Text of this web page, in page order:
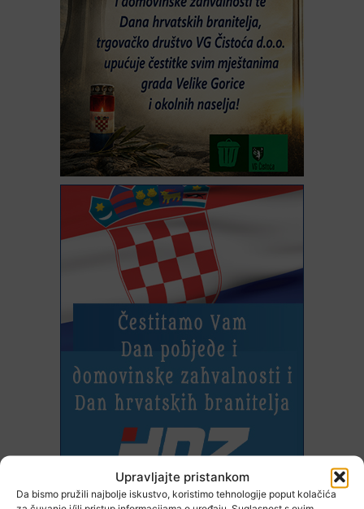
Upravljajte pristankom
Da bismo pružili najbolje iskustvo, koristimo tehnologije poput kolačića